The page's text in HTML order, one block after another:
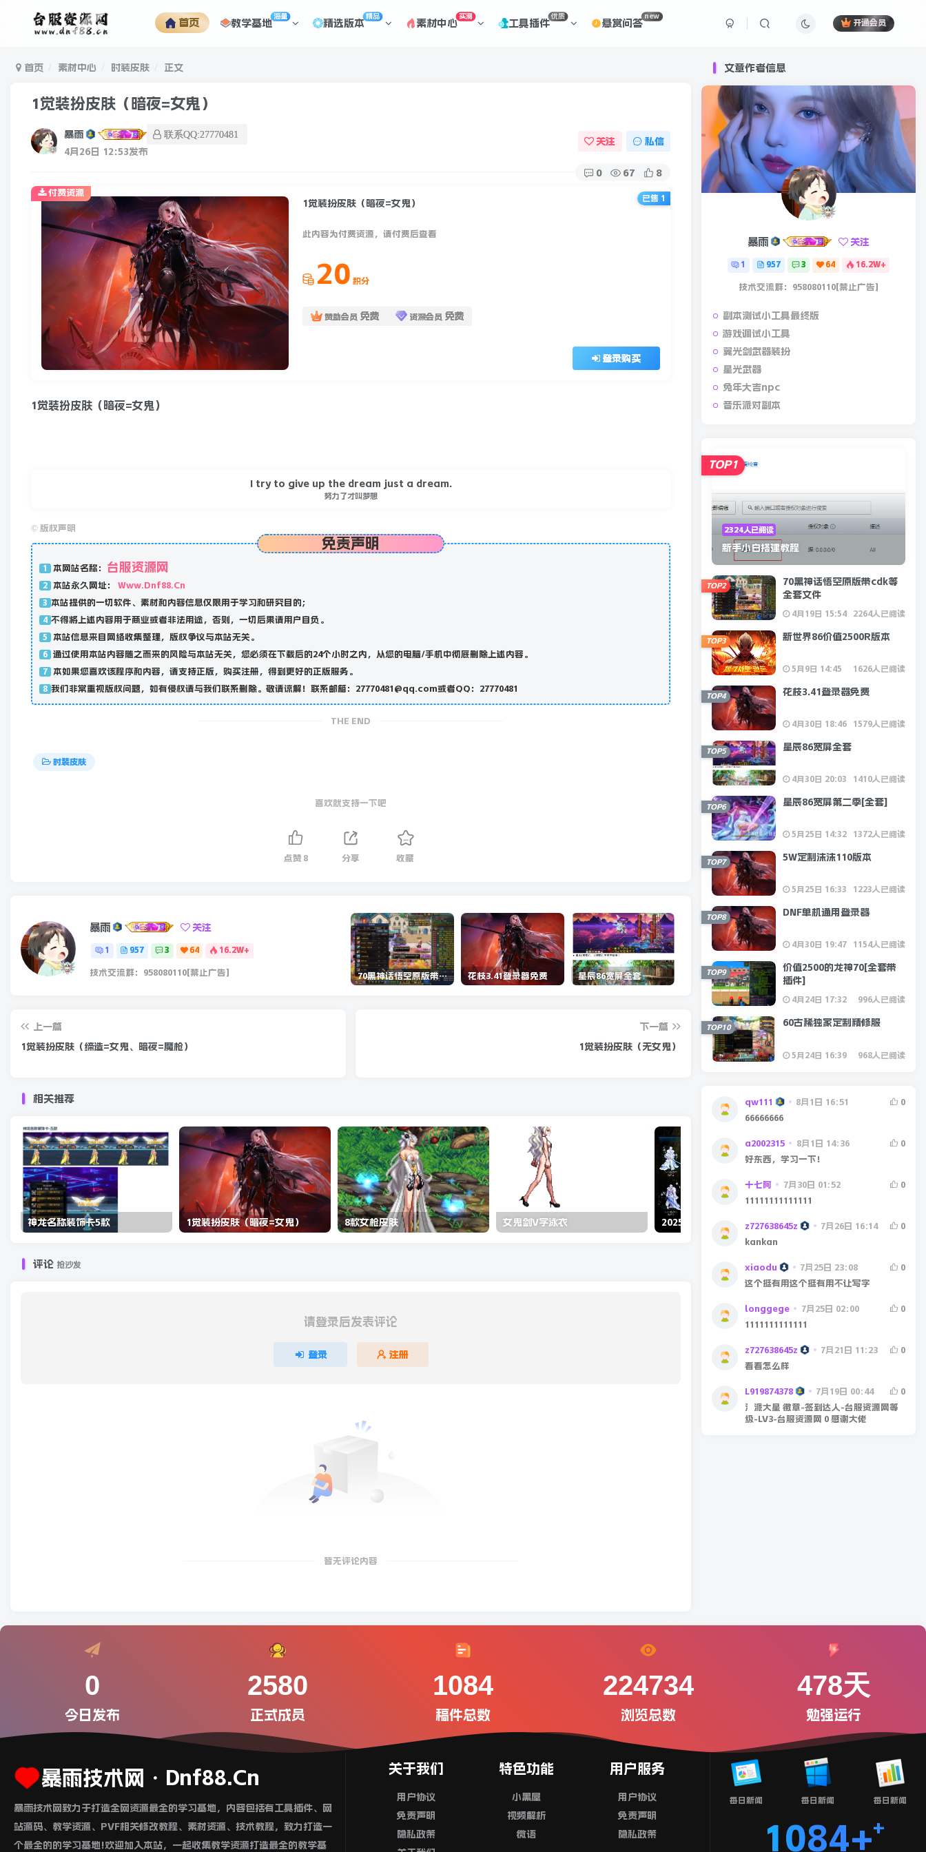
首页 教学基地
海量
精选版本
精品
素材中心
实测
工具插件
优质
悬赏问答
new
开通会员
首页 素材中心 时装皮肤 正文
1觉装扮皮肤（暗夜=女鬼）
暴雨
联系QQ:27770481
4月26日 12:53发布
关注 私信
0 67 8
1觉装扮皮肤（暗夜=女鬼）
此内容为付费资源，请付费后查看
20 积分
赞助会员 免费 资深会员 免费
登录购买
付费资源
已售 1
1觉装扮皮肤（暗夜=女鬼）
I try to give up the dream just a dream.
努力了才叫梦想
© 版权声明
免责声明
1 本网站名称： 台服资源网
2 本站永久网址： Www.Dnf88.Cn
3 本站提供的一切软件、素材和内容信息仅限用于学习和研究目的；
4 不得将上述内容用于商业或者非法用途，否则，一切后果请用户自负。
5 本站信息来自网络收集整理，版权争议与本站无关。
6 通过使用本站内容随之而来的风险与本站无关，您必须在下载后的24个小时之内，从您的电脑/手机中彻底删除上述内容。
7 本如果您喜欢该程序和内容，请支持正版，购买注册，得到更好的正版服务。
8 我们非常重视版权问题，如有侵权请与我们联系删除。敬请谅解！联系邮箱：27770481@qq.com或者QQ：27770481
THE END
时装皮肤
喜欢就支持一下吧
点赞 8 分享 收藏
暴雨 关注
1 957 3 64 16.2W+
技术交流群：958080110[禁止广告] 70黑神话悟空原版带cdk等全套文件 花枝3.41登录器免费 星辰86宽屏全套 星辰86宽屏第二季[全套] 5W定制沫沫110版本
上一篇
1觉装扮皮肤（缔造=女鬼、暗夜=魔枪）
下一篇
1觉装扮皮肤（无女鬼）
相关推荐
神龙名称装饰卡5款 1觉装扮皮肤（暗夜=女鬼） 8款女枪皮肤 女鬼剑V字泳衣 2025韩服年套冰雪王国一键导入包 25年耕耘套犬夜叉时装
评论 抢沙发
请登录后发表评论
登录 注册
暂无评论内容
文章作者信息
暴雨 关注
1 957 3 64 16.2W+
技术交流群：958080110[禁止广告]
副本测试小工具最终版
游戏调试小工具
翼光剑武器装扮
星光武器
兔年大吉npc
音乐派对副本
2324人已阅读
新手小白搭建教程
TOP1
70黑神话悟空原版带cdk等
全套文件
4月19日 15:54 2264人已阅读
TOP2
新世界86价值2500R版本
5月9日 14:45 1626人已阅读
TOP3
花枝3.41登录器免费
4月30日 18:46 1579人已阅读
TOP4
星辰86宽屏全套
4月30日 20:03 1410人已阅读
TOP5
星辰86宽屏第二季[全套]
5月25日 14:32 1372人已阅读
TOP6
5W定制沫沫110版本
5月25日 16:33 1223人已阅读
TOP7
DNF单机通用登录器
4月30日 19:47 1154人已阅读
TOP8
价值2500的龙神70[全套带
插件]
4月24日 17:32 996人已阅读
TOP9
60古稀独家定制精修服
5月24日 16:39 968人已阅读
TOP10
qw111 8月1日 16:51
0
66666666
a2002315 8月1日 14:36
0
好东西，学习一下！
十七阿 7月30日 01:52
0
11111111111111
z727638645z 7月26日 16:14
0
kankan
xiaodu 7月25日 23:08
0
这个挺有用这个挺有用不让写字
longgege 7月25日 02:00
0
1111111111111
z727638645z 7月21日 11:23
0
看看怎么样
L919874378 7月19日 00:44
0
氵派大星 徽章-签到达人-台服资源网等
级-LV3-台服资源网 0 感谢大佬
0
今日发布
2580
正式成员
1084
稿件总数
224734
浏览总数
478天
勉强运行
暴雨技术网・Dnf88.Cn
暴雨技术网致力于打造全网资源最全的学习基地，内容包括有工具插件、网
站源码、教学资源、PVF相关修改教程、素材资源、技术教程，致力打造一
个最全的的学习基地!欢迎加入本站，一起收集教学资源打造最全的教学基
关于我们
用户协议
免责声明
隐私政策
特色功能
小黑屋
视频解析
微语
用户服务
用户协议
免责声明
隐私政策
每日新闻 每日新闻 每日新闻
1084+